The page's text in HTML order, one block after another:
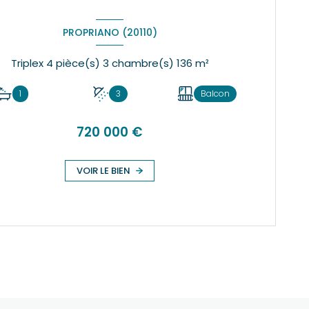
PROPRIANO (20110)
Triplex 4 pièce(s) 3 chambre(s) 136 m²
1 3 Balcon
720 000 €
VOIR LE BIEN